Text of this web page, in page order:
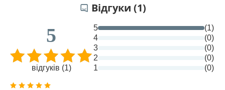
Відгуки (1)
5
відгуків (1)
5
(1)
4
(0)
3
(0)
2
(0)
1
(0)